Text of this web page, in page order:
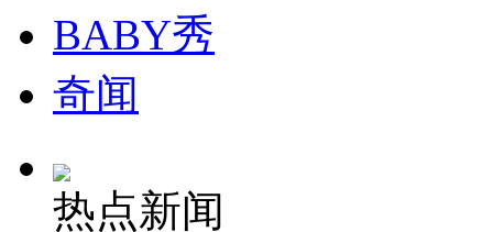
实拍小三刀砍原配 叫嚣就跟你老公瞎野
山西运城恶犬咬伤多人 警民合力深夜将其击毙
女孩北京地铁殴打老人 痛下狠手拳打脚踢
BABY秀
奇闻
热点新闻